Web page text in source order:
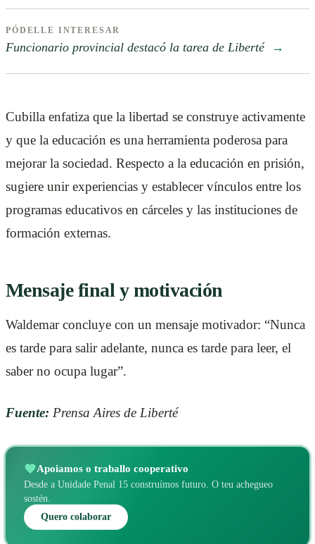
PÓDELLE INTERESAR
Funcionario provincial destacó la tarea de Liberté →
Cubilla enfatiza que la libertad se construye activamente
y que la educación es una herramienta poderosa para
mejorar la sociedad. Respecto a la educación en prisión,
sugiere unir experiencias y establecer vínculos entre los
programas educativos en cárceles y las instituciones de
formación externas.
Mensaje final y motivación
Waldemar concluye con un mensaje motivador: “Nunca
es tarde para salir adelante, nunca es tarde para leer, el
saber no ocupa lugar”.
Fuente: Prensa Aires de Liberté
Apoiamos o traballo cooperativo
Desde a Unidade Penal 15 construímos futuro. O teu achegueo
sostén.
Quero colaborar